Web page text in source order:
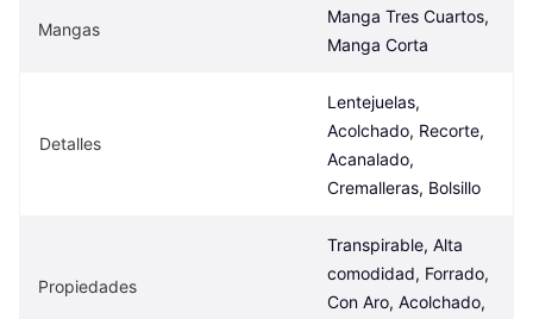
Mangas
Manga Tres Cuartos,
Manga Corta
Detalles
Lentejuelas,
Acolchado, Recorte,
Acanalado,
Cremalleras, Bolsillo
Propiedades
Transpirable, Alta
comodidad, Forrado,
Con Aro, Acolchado,